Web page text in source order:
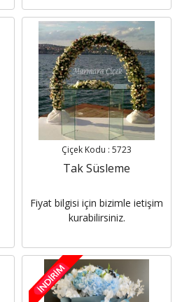
Çiçek Kodu : 5723
Tak Süsleme
Fiyat bilgisi için bizimle ietişim
kurabilirsiniz.